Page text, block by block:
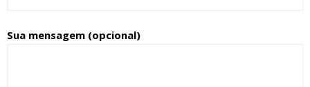
Sua mensagem (opcional)